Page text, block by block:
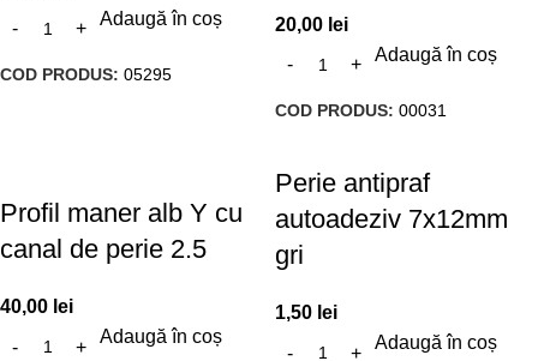
Adaugă în coș
COD PRODUS: 05295
20,00 lei
Adaugă în coș
COD PRODUS: 00031
Profil maner alb Y cu
canal de perie 2.5
40,00 lei
Adaugă în coș
Perie antipraf
autoadeziv 7x12mm
gri
1,50 lei
Adaugă în coș